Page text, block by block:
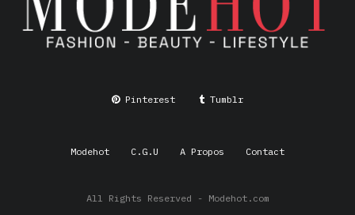
are marked *
Comment*
Pinterest Tumblr
Modehot C.G.U A Propos Contact
All Rights Reserved - Modehot.com